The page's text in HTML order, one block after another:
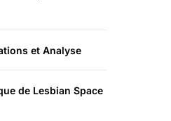
et Analyse
de Lesbian Space